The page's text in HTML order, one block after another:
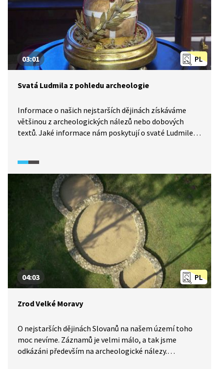
PL
03:01
Svatá Ludmila z pohledu archeologie
Informace o našich nejstarších dějinách získáváme
většinou z archeologických nálezů nebo dobových
textů. Jaké informace nám poskytují o svaté Ludmile,
PL
04:03
Zrod Velké Moravy
O nejstarších dějinách Slovanů na našem území toho
moc nevíme. Záznamů je velmi málo, a tak jsme
odkázáni především na archeologické nálezy.